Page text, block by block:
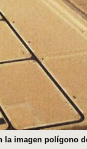
la imagen polígono